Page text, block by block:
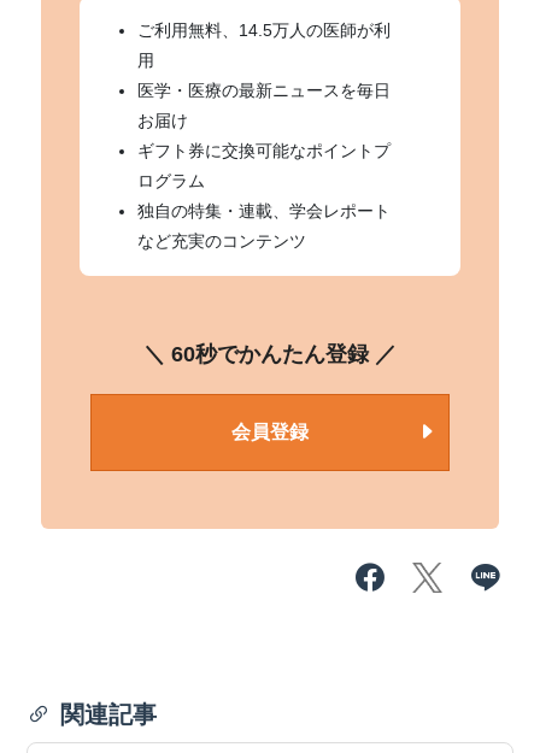
ご利用無料、14.5万人の医師が利
用
医学・医療の最新ニュースを毎日
お届け
ギフト券に交換可能なポイントプ
ログラム
独自の特集・連載、学会レポート
など充実のコンテンツ
＼ 60秒でかんたん登録 ／
会員登録
関連記事